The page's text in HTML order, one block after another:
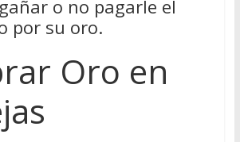
o no pagarle el
por su oro.
Oro en